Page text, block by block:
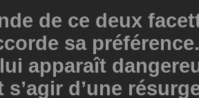
de ce deux
sa
apparaît
s’agir d’une